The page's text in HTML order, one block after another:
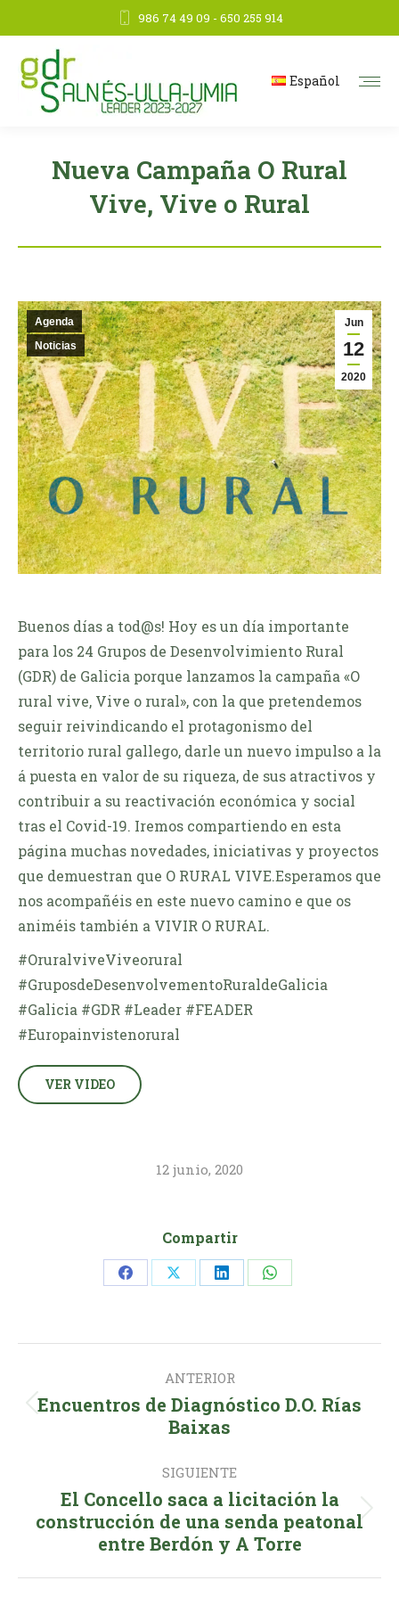
986 74 49 09 - 650 255 914
Español
Nueva Campaña O Rural
Vive, Vive o Rural
Jun
12
2020
Agenda
Noticias
Buenos días a tod@s! Hoy es un día importante
para los 24 Grupos de Desenvolvimiento Rural
(GDR) de Galicia porque lanzamos la campaña «O
rural vive, Vive o rural», con la que pretendemos
seguir reivindicando el protagonismo del
territorio rural gallego, darle un nuevo impulso a la
á puesta en valor de su riqueza, de sus atractivos y
contribuir a su reactivación económica y social
tras el Covid-19. Iremos compartiendo en esta
página muchas novedades, iniciativas y proyectos
que demuestran que O RURAL VIVE.Esperamos que
nos acompañéis en este nuevo camino e que os
animéis también a VIVIR O RURAL.
#OruralviveViveorural
#GruposdeDesenvolvementoRuraldeGalicia
#Galicia #GDR #Leader #FEADER
#Europainvistenorural
VER VIDEO
12 junio, 2020
Compartir
Share Share Share Share
entre
publicaciones
ANTERIOR
Publicación
anterior:
Encuentros de Diagnóstico D.O. Rías
Baixas
SIGUIENTE
Publicación
siguiente:
El Concello saca a licitación la
construcción de una senda peatonal
entre Berdón y A Torre